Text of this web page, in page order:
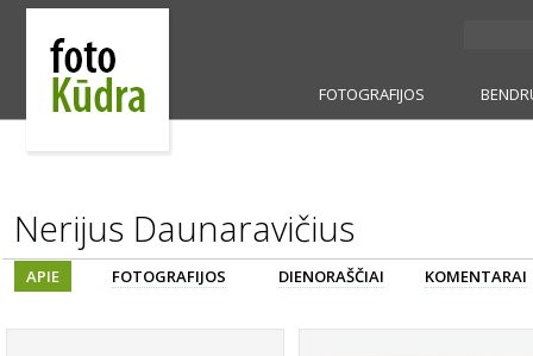
FOTOGRAFIJOS
Nerijus Daunaravičius
APIE FOTOGRAFIJOS DIENORAŠČIAI KOMENTARAI